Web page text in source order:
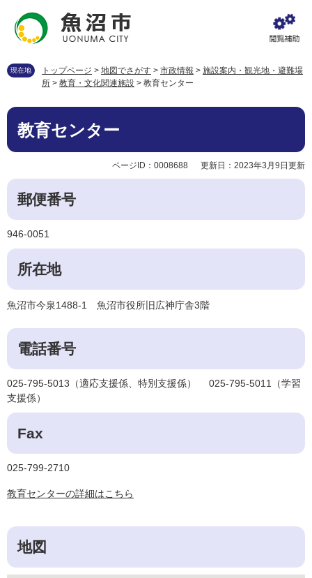
先
す
を
し
現在地 トップページ > 地図でさがす > 市政情報 > 施設案内・観光地・避難場
所 > 教育・文化関連施設 > 教育センター
本
教育センター
ページID：0008688 更新日：2023年3月9日更新
郵便番号
946-0051
所在地
魚沼市今泉1488-1 魚沼市役所旧広神庁舎3階
電話番号
025-795-5013（適応支援係、特別支援係） 025-795-5011（学習
支援係）
Fax
025-799-2710
教育センターの詳細はこちら
地図